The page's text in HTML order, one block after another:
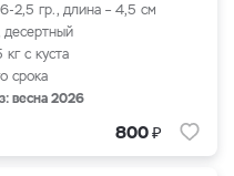
2,5 гр., длина – 4,5 см
десертный
с куста
срока
весна 2026
800₽